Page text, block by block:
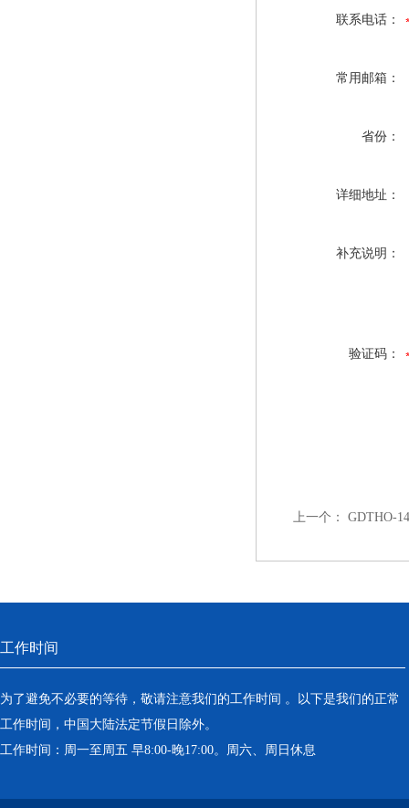
联系电话：
常用邮箱：
省份：
详细地址：
补充说明：
验证码：
上一个： GDTHO-
工作时间
为了避免不必要的等待，敬请注意我们的工作时间 。以下是我们的正常
工作时间，中国大陆法定节假日除外。
工作时间：周一至周五 早8:00-晚17:00。周六、周日休息